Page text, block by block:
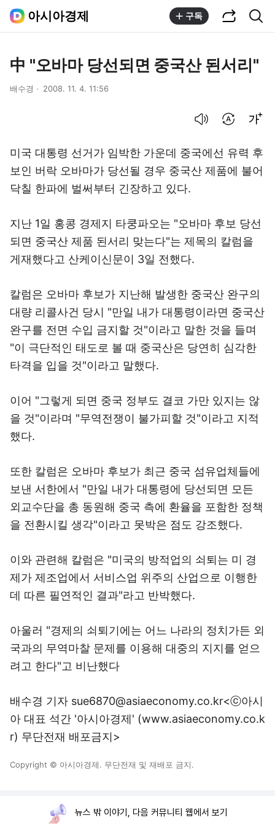
아시아경제 구독
中 "오바마 당선되면 중국산 된서리"
배수경 2008. 11. 4. 11:56
미국 대통령 선거가 임박한 가운데 중국에선 유력 후
보인 버락 오바마가 당선될 경우 중국산 제품에 불어
닥칠 한파에 벌써부터 긴장하고 있다.
지난 1일 홍콩 경제지 타쿵파오는 "오바마 후보 당선
되면 중국산 제품 된서리 맞는다"는 제목의 칼럼을
게재했다고 산케이신문이 3일 전했다.
칼럼은 오바마 후보가 지난해 발생한 중국산 완구의
대량 리콜사건 당시 "만일 내가 대통령이라면 중국산
완구를 전면 수입 금지할 것"이라고 말한 것을 들며
"이 극단적인 태도로 볼 때 중국산은 당연히 심각한
타격을 입을 것"이라고 말했다.
이어 "그렇게 되면 중국 정부도 결코 가만 있지는 않
을 것"이라며 "무역전쟁이 불가피할 것"이라고 지적
했다.
또한 칼럼은 오바마 후보가 최근 중국 섬유업체들에
보낸 서한에서 "만일 내가 대통령에 당선되면 모든
외교수단을 총 동원해 중국 측에 환율을 포함한 정책
을 전환시킬 생각"이라고 못박은 점도 강조했다.
이와 관련해 칼럼은 "미국의 방적업의 쇠퇴는 미 경
제가 제조업에서 서비스업 위주의 산업으로 이행한
데 따른 필연적인 결과"라고 반박했다.
아울러 "경제의 쇠퇴기에는 어느 나라의 정치가든 외
국과의 무역마찰 문제를 이용해 대중의 지지를 얻으
려고 한다"고 비난했다
배수경 기자 sue6870@asiaeconomy.co.kr<ⓒ아시
아 대표 석간 '아시아경제' (www.asiaeconomy.co.k
r) 무단전재 배포금지>
Copyright © 아시아경제. 무단전재 및 재배포 금지.
뉴스 밖 이야기, 다음 커뮤니티 웹에서 보기